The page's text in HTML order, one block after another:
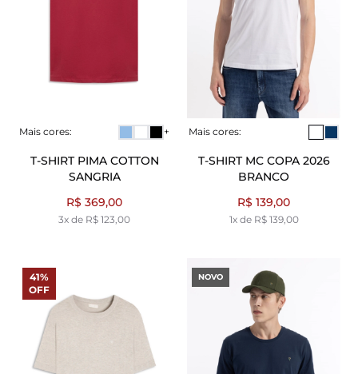
Mais cores: +
T-SHIRT PIMA COTTON
SANGRIA
R$ 369,00
3x de R$ 123,00
Mais cores:
T-SHIRT MC COPA 2026
BRANCO
R$ 139,00
1x de R$ 139,00
41%
OFF
NOVO